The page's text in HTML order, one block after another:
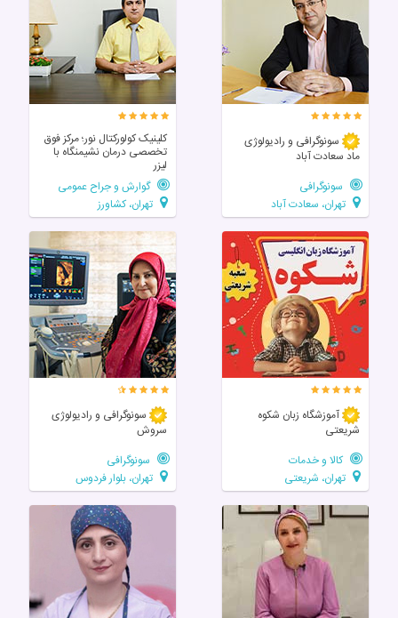
سونوگرافی و رادیولوژی
ماد سعادت آباد
سونوگرافی
تهران، سعادت آباد
کلینیک کولورکتال نور؛ مرکز فوق‌
تخصصی درمان نشیمنگاه با
لیزر
گوارش و جراح عمومی
تهران، کشاورز
آموزشگاه زبان شکوه
شریعتی
کالا و خدمات
تهران، شریعتی
سونوگرافی و رادیولوژی
سروش
سونوگرافی
تهران، بلوار فردوس